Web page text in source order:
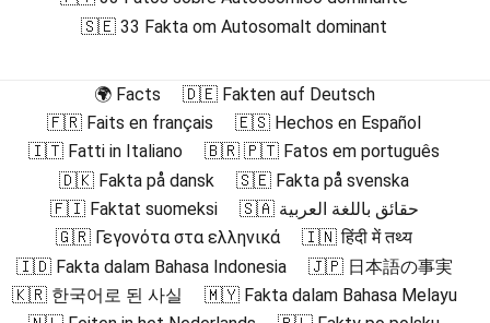
🇸🇪 33 Fakta om Autosomalt dominant
🌍 Facts
🇩🇪 Fakten auf Deutsch
🇫🇷 Faits en français
🇪🇸 Hechos en Español
🇮🇹 Fatti in Italiano
🇧🇷 🇵🇹 Fatos em português
🇩🇰 Fakta på dansk
🇸🇪 Fakta på svenska
🇫🇮 Faktat suomeksi
🇸🇦 حقائق باللغة العربية
🇬🇷 Γεγονότα στα ελληνικά
🇮🇳 हिंदी में तथ्य
🇮🇩 Fakta dalam Bahasa Indonesia
🇯🇵 日本語の事実
🇰🇷 한국어로 된 사실
🇲🇾 Fakta dalam Bahasa Melayu